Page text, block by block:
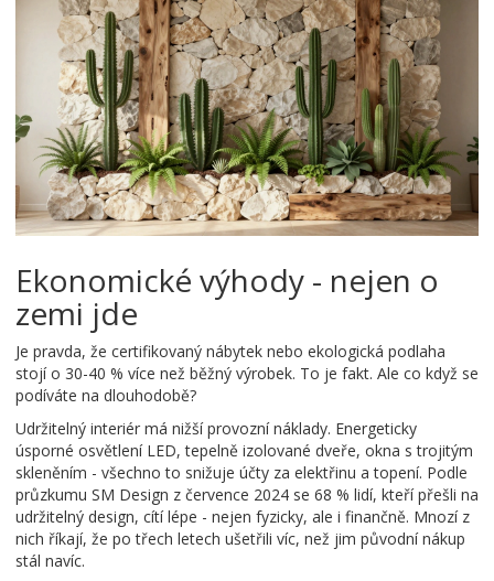
Ekonomické výhody - nejen o
zemi jde
Je pravda, že certifikovaný nábytek nebo ekologická podlaha
stojí o 30-40 % více než běžný výrobek. To je fakt. Ale co když se
podíváte na dlouhodobě?
Udržitelný interiér má nižší provozní náklady. Energeticky
úsporné osvětlení LED, tepelně izolované dveře, okna s trojitým
skleněním - všechno to snižuje účty za elektřinu a topení. Podle
průzkumu SM Design z července 2024 se 68 % lidí, kteří přešli na
udržitelný design, cítí lépe - nejen fyzicky, ale i finančně. Mnozí z
nich říkají, že po třech letech ušetřili víc, než jim původní nákup
stál navíc.